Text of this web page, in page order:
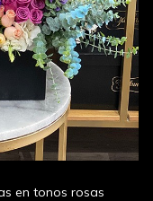
en tonos rosas